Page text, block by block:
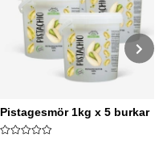
Pistagesmör 1kg x 5 burkar